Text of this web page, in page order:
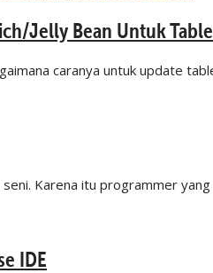
Jelly Bean Untuk
caranya untuk update
Karena itu programmer
IDE